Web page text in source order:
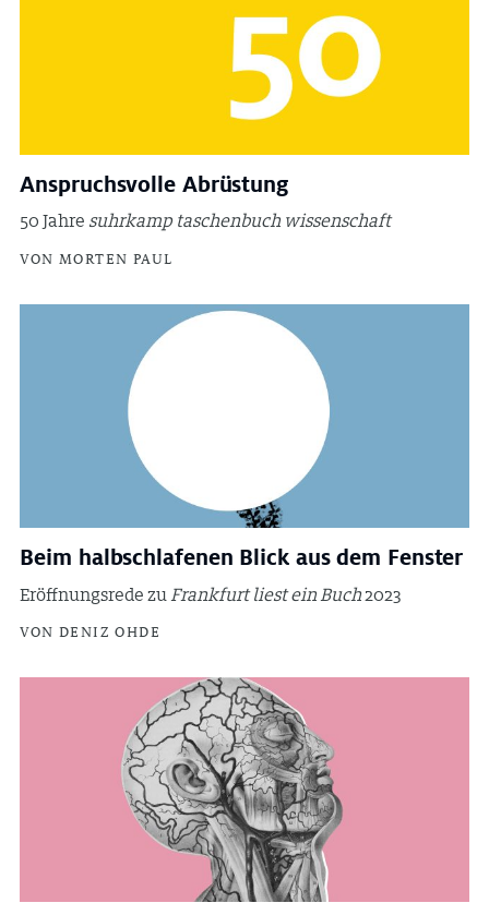
Anspruchsvolle Abrüstung
50 Jahre suhrkamp taschenbuch wissenschaft
VON MORTEN PAUL
Beim halbschlafenen Blick aus dem Fenster
Eröffnungsrede zuFrankfurt liest ein Buch2023
VON DENIZ OHDE